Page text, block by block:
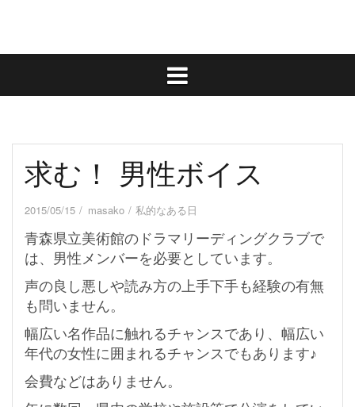
求む！ 男性ボイス
2015/05/15 masako 私的なある日
青森県立美術館のドラマリーディングクラブで
は、男性メンバーを必要としています。
声の良し悪しや読み方の上手下手も経験の有無
も問いません。
幅広い名作品に触れるチャンスであり、 幅広い
年代の女性に囲まれるチャンスでもあります♪
会費などはありません。